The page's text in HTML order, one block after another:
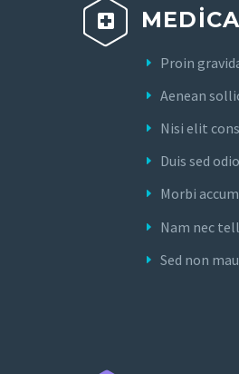


Proin
Aenean
Nisi elit
Duis sed
Morbi
Nam nec
Sed non